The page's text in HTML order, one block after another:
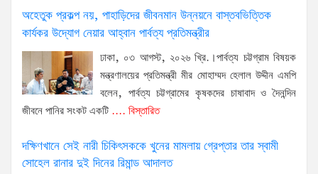
অহেতুক প্রকল্প নয়, পাহাড়িদের জীবনমান উন্নয়নে বাস্তবভিত্তিক
কার্যকর উদ্যোগ নেয়ার আহ্বান পার্বত্য প্রতিমন্ত্রীর
ঢাকা, ০৩ আগস্ট, ২০২৬ খ্রি.।পার্বত্য চট্টগ্রাম বিষয়ক
মন্ত্রণালয়ের প্রতিমন্ত্রী মীর মোহাম্মদ হেলাল উদ্দীন এমপি
বলেন, পার্বত্য চট্টগ্রামের কৃষকদের চাষাবাদ ও দৈনন্দিন
জীবনে পানির সংকট একটি .... বিস্তারিত
দক্ষিণখানে সেই নারী চিকিৎসককে খুনের মামলায় গ্রেপ্তার তার স্বামী
সোহেল রানার দুই দিনের রিমান্ড আদালত